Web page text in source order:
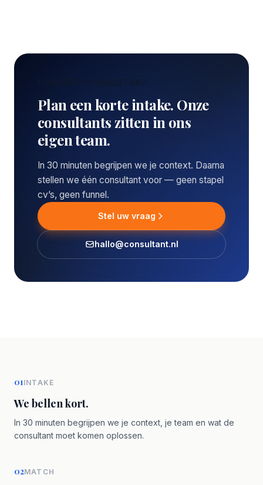
CONCREET VRAAGSTUK?
Plan een korte intake. Onze
consultants zitten in ons
eigen team.
In 30 minuten begrijpen we je context. Daarna
stellen we één consultant voor — geen stapel
cv’s, geen funnel.
Stel uw vraag
hallo@consultant.nl
01INTAKE
We bellen kort.
In 30 minuten begrijpen we je context, je team en wat de
consultant moet komen oplossen.
02MATCH